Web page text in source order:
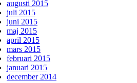
augusti 2015
juli 2015
juni 2015
maj 2015
april 2015
mars 2015
februari 2015
januari 2015
december 2014